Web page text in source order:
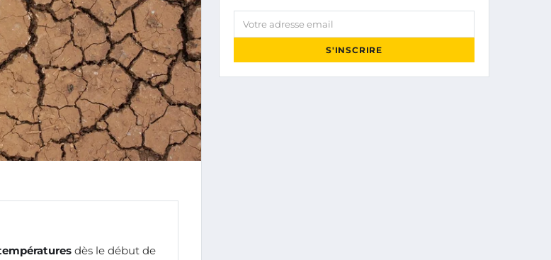
dès le début de
Votre adresse email
S'INSCRIRE